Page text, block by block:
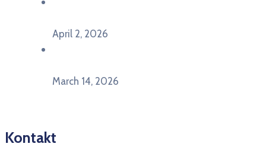
April 2, 2026
March 14, 2026
Kontakt